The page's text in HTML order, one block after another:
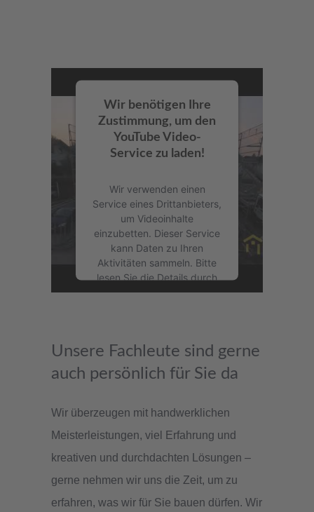
Wir benötigen Ihre
Zustimmung, um den
YouTube Video-
Service zu laden!
Wir verwenden einen
Service eines Drittanbieters,
um Videoinhalte
einzubetten. Dieser Service
kann Daten zu Ihren
Aktivitäten sammeln. Bitte
lesen Sie die Details durch
und stimmen Sie der
Mehr Informationen
Akzeptieren
powered byUsercentrics
Platform&eRecht24
Unsere Fachleute sind gerne
auch persönlich für Sie da
Wir überzeugen mit handwerklichen
Meisterleistungen, viel Erfahrung und
kreativen und durchdachten Lösungen –
gerne nehmen wir uns die Zeit, um zu
erfahren, was wir für Sie bauen dürfen. Wir